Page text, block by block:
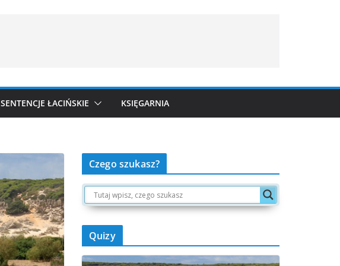
SENTENCJE ŁACIŃSKIE KSIĘGARNIA
Czego szukasz?
Quizy